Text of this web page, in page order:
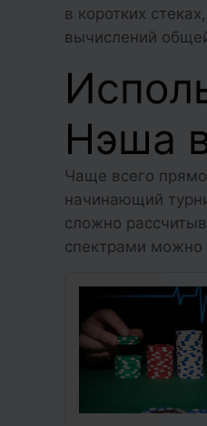
в коротких
вычислений
Нэша
Чаще всего
начинающий
сложно
спектрами можно